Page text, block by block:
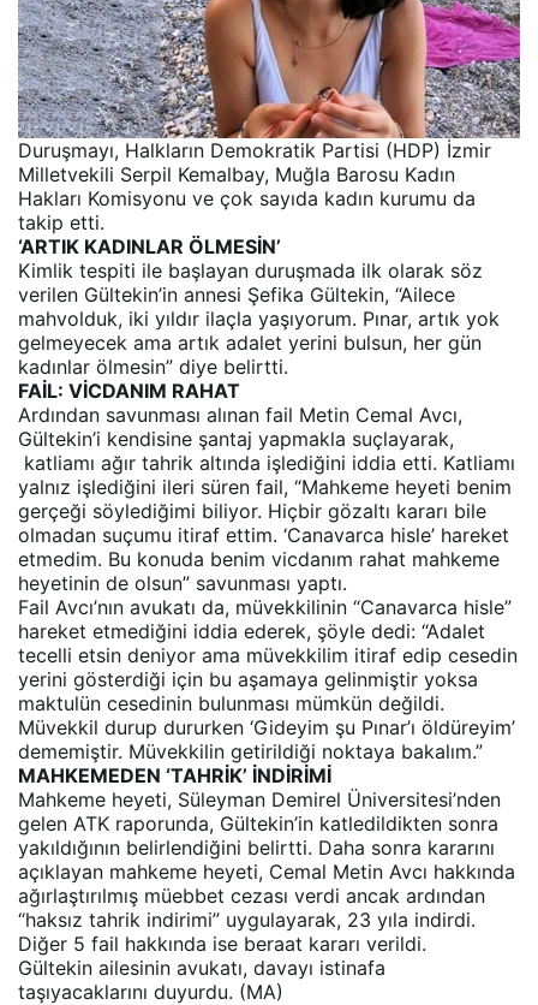
Duruşmayı, Halkların Demokratik Partisi (HDP) İzmir
Milletvekili Serpil Kemalbay, Muğla Barosu Kadın
Hakları Komisyonu ve çok sayıda kadın kurumu da
takip etti.
‘ARTIK KADINLAR ÖLMESİN’
Kimlik tespiti ile başlayan duruşmada ilk olarak söz
verilen Gültekin’in annesi Şefika Gültekin, “Ailece
mahvolduk, iki yıldır ilaçla yaşıyorum. Pınar, artık yok
gelmeyecek ama artık adalet yerini bulsun, her gün
kadınlar ölmesin” diye belirtti.
FAİL: VİCDANIM RAHAT
Ardından savunması alınan fail Metin Cemal Avcı,
Gültekin’i kendisine şantaj yapmakla suçlayarak,
katliamı ağır tahrik altında işlediğini iddia etti. Katliamı
yalnız işlediğini ileri süren fail, “Mahkeme heyeti benim
gerçeği söylediğimi biliyor. Hiçbir gözaltı kararı bile
olmadan suçumu itiraf ettim. ‘Canavarca hisle’ hareket
etmedim. Bu konuda benim vicdanım rahat mahkeme
heyetinin de olsun” savunması yaptı.
Fail Avcı’nın avukatı da, müvekkilinin “Canavarca hisle”
hareket etmediğini iddia ederek, şöyle dedi: “Adalet
tecelli etsin deniyor ama müvekkilim itiraf edip cesedin
yerini gösterdiği için bu aşamaya gelinmiştir yoksa
maktulün cesedinin bulunması mümkün değildi.
Müvekkil durup dururken ‘Gideyim şu Pınar’ı öldüreyim’
dememiştir. Müvekkilin getirildiği noktaya bakalım.”
MAHKEMEDEN ‘TAHRİK’ İNDİRİMİ
Mahkeme heyeti, Süleyman Demirel Üniversitesi’nden
gelen ATK raporunda, Gültekin’in katledildikten sonra
yakıldığının belirlendiğini belirtti. Daha sonra kararını
açıklayan mahkeme heyeti, Cemal Metin Avcı hakkında
ağırlaştırılmış müebbet cezası verdi ancak ardından
“haksız tahrik indirimi” uygulayarak, 23 yıla indirdi.
Diğer 5 fail hakkında ise beraat kararı verildi.
Gültekin ailesinin avukatı, davayı istinafa
taşıyacaklarını duyurdu. (MA)